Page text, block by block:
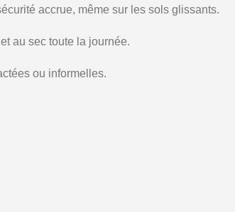
accrue, même sur les sols glissants.
au sec toute la journée.
ou informelles.